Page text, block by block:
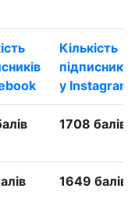
Кількість
підписників
у Instagram
1708 балів
1649 балів